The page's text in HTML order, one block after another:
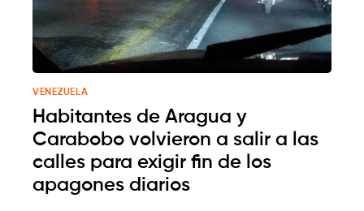
VENEZUELA
Habitantes de Aragua y
Carabobo volvieron a salir a las
calles para exigir fin de los
apagones diarios